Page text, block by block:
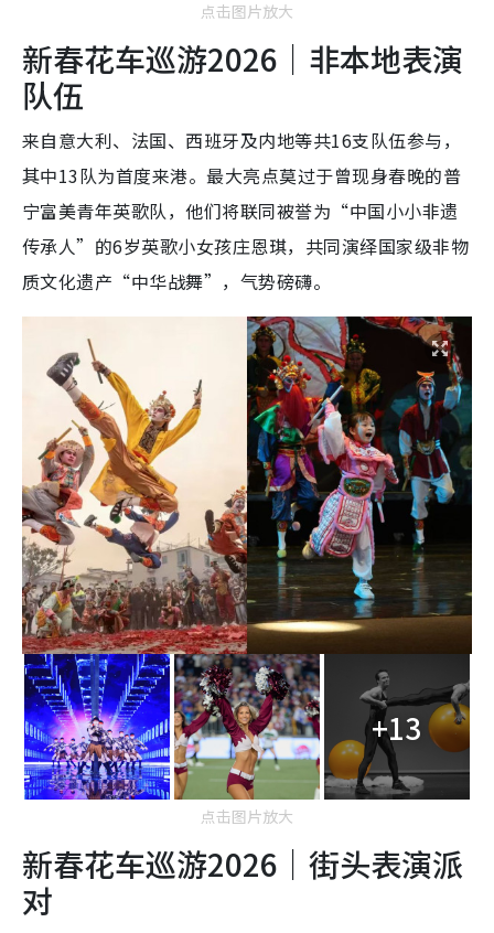
点击图片放大
新春花车巡游2026｜非本地表演
队伍
来自意大利、法国、西班牙及内地等共16支队伍参与，
其中13队为首度来港。最大亮点莫过于曾现身春晚的普
宁富美青年英歌队，他们将联同被誉为“中国小小非遗
传承人”的6岁英歌小女孩庄恩琪，共同演绎国家级非物
质文化遗产“中华战舞”，气势磅礴。
+13
点击图片放大
新春花车巡游2026｜街头表演派
对